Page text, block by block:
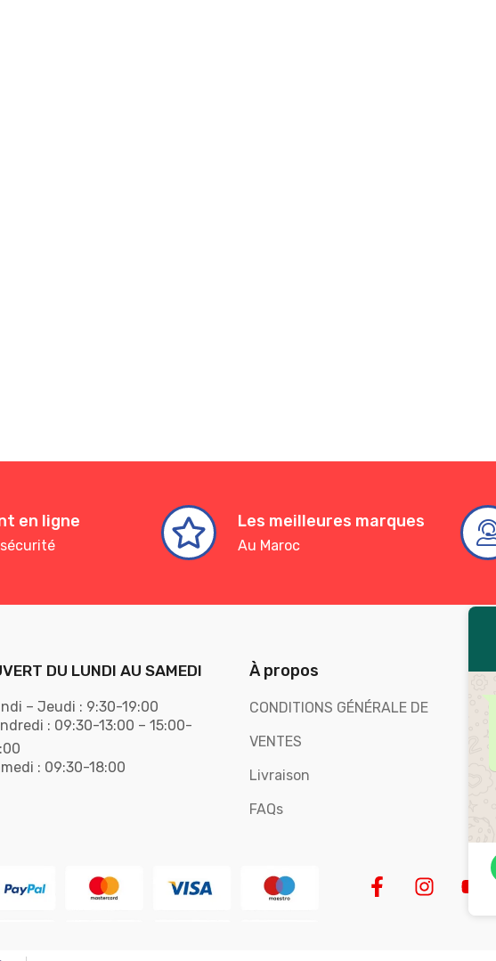
en ligne Les meilleures marques
Au Maroc
DU LUNDI AU SAMEDI
– Jeudi : 9:30-19:00
: 09:30-13:00 – 15:00-
: 09:30-18:00
À propos
CONDITIONS GÉNÉRALE DE
VENTES
Livraison
FAQs